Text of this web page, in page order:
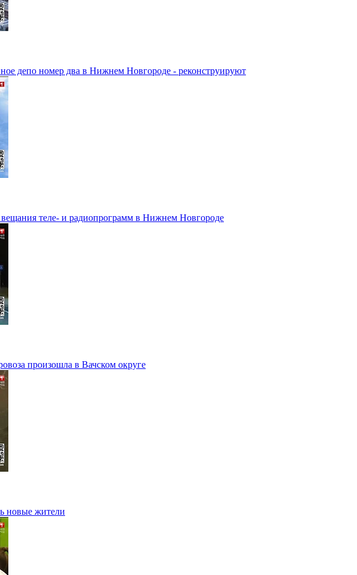
депо номер два в Нижнем Новгороде - реконструируют
теле- и радиопрограмм в Нижнем Новгороде
произошла в Вачском округе
новые жители